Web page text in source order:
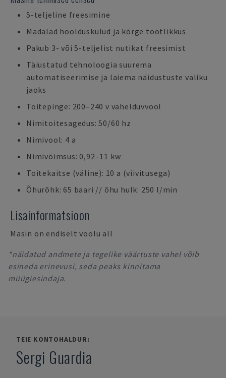
5-teljeline freesimine
Madalad hoolduskulud ja kõrge tootlikkus
Pakub 3- või 5-teljelist nutikat freesimist
Täiustatud tehnoloogia suurema
automatiseerimise ja laiema näidustuste valiku
jaoks
Toitepinge: 200–240 v vahelduvvool
Nimitoitesagedus: 50/60 hz
Nimivool: 4 a
Nimivõimsus: 0,92–11 kw
Toitekaitse (väline): 10 a (viivitusega)
Õhurõhk: 65 baari // õhu hulk: 250 l/min
Lisainformatsioon
Masin on endiselt voolu all
*näidatud andmete ja tegelike väärtuste vahel võib
esineda erinevusi, seda peaks kinnitama
müügiesindaja.
TEIE KONTOHALDUR:
Sergi Guardia